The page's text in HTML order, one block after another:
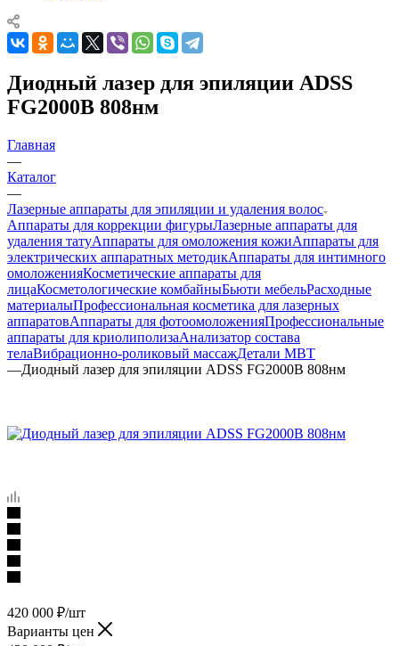
Диодный лазер для эпиляции ADSS
FG2000B 808нм
Главная
—
Каталог
—
Лазерные аппараты для эпиляции и удаления волос
Аппараты для коррекции фигурыЛазерные аппараты для
удаления татуАппараты для омоложения кожиАппараты для
электрических аппаратных методикАппараты для интимного
омоложенияКосметические аппараты для
лицаКосметологические комбайныБьюти мебельРасходные
материалыПрофессиональная косметика для лазерных
аппаратовАппараты для фотоомоложенияПрофессиональные
аппараты для криолиполизаАнализатор состава
телаВибрационно-роликовый массажДетали MBT
—Диодный лазер для эпиляции ADSS FG2000B 808нм
420 000 ₽/шт
Варианты цен